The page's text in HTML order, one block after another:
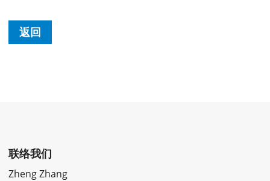
返回
联络我们
Zheng Zhang